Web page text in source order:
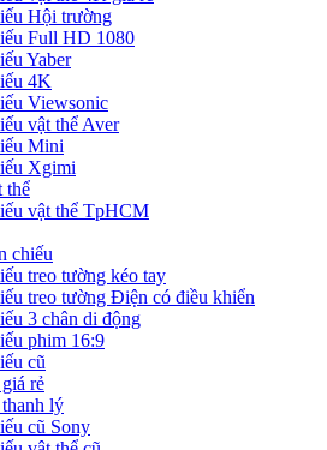
Hội trường
Full HD 1080
Yaber
4K
Viewsonic
vật thể Aver
Mini
Xgimi
thể
vật thể TpHCM
chiếu
treo tường kéo tay
treo tường Điện có điều khiển
3 chân di động
phim 16:9
cũ
rẻ
lý
cũ Sony